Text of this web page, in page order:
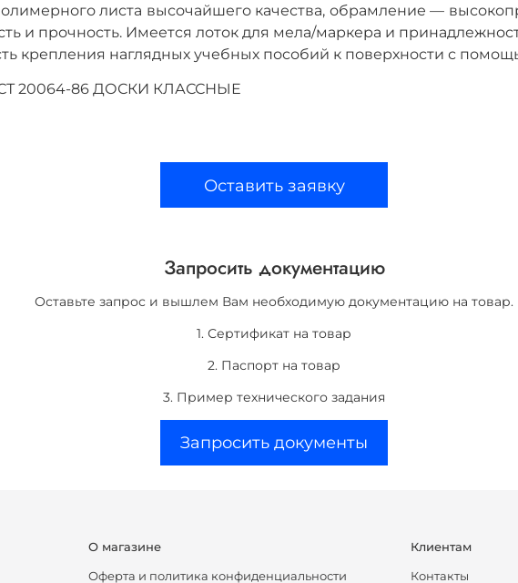
листа высочайшего качества, обрамление —
и прочность. Имеется лоток для мела/маркера и
крепления наглядных учебных пособий к поверхности с
20064-86 ДОСКИ КЛАССНЫЕ
Оставить заявку
Запросить документацию
Оставьте запрос и вышлем Вам необходимую документацию на товар.
1. Сертификат на товар
2. Паспорт на товар
3. Пример технического задания
Запросить документы
О магазине
Оферта и политика конфиденциальности
Клиентам
Контакты